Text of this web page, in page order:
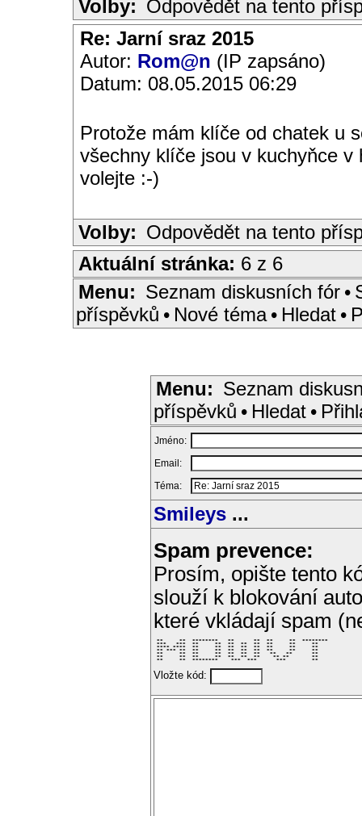
Volby: Odpovědět na tento
Re: Jarní sraz 2015
Autor: Rom@n (IP zapsáno)
Datum: 08.05.2015 06:29
Protože mám klíče od chatek u
všechny klíče jsou v kuchyňce
volejte :-)
Volby: Odpovědět na tento
Aktuální stránka: 6 z 6
Menu: Seznam diskusních fór •
příspěvků • Nové téma • Hledat •
Menu: Seznam
příspěvků • Hledat •
Jméno:
Email:
Téma:
Smileys ...
Spam prevence:
Prosím, opište tento
slouží k blokování
které vkládají spam
**     **  ********   **      **  **     **  ********
***   ***  **     **  **  **  **  **     **     **
**** ****  **     **  **  **  **  **     **     **
** *** **  **     **  **  **  **  **     **     **
**     **  **     **  **  **  **   **   **      **
**     **  **     **  **  **  **    ** **       **
**     **  ********    ***  ***      ***        **
Vložte kód: